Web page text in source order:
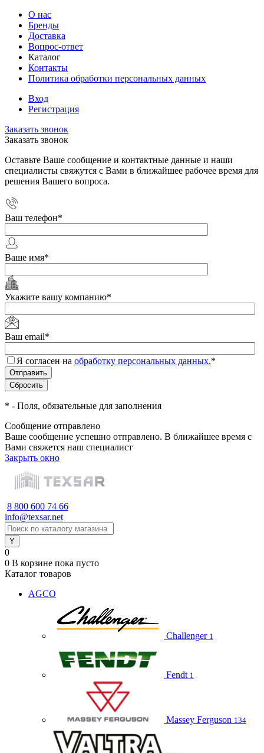
О нас
Бренды
Доставка
Вопрос-ответ
Каталог
Контакты
Политика обработки персональных данных
Вход
Регистрация
Заказать звонок
Заказать звонок
Оставьте Ваше сообщение и контактные данные и наши
специалисты свяжутся с Вами в ближайшее рабочее время для
решения Вашего вопроса.
Ваш телефон*
Ваше имя*
Укажите вашу компанию*
Ваш email*
Я согласен на обработку персональных данных.*
* - Поля, обязательные для заполнения
Сообщение отправлено
Ваше сообщение успешно отправлено. В ближайшее время с
Вами свяжется наш специалист
Закрыть окно
8 800 600 74 66
info@texsar.net
0
0 В корзине пока пусто
Каталог товаров
AGCO
Challenger 1
Fendt 1
Massey Ferguson 134